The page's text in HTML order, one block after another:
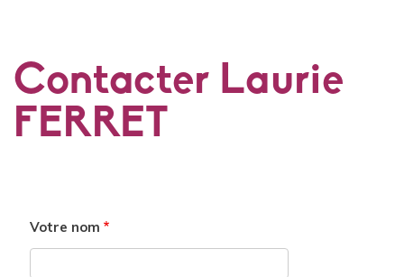
Contacter Laurie
FERRET
Votre nom